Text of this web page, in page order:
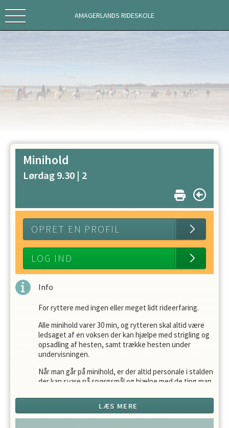
AMAGERLANDS RIDESKOLE
Minihold
Lørdag 9.30 | 2
OPRET EN PROFIL
LOG IND
Info
For ryttere med ingen eller meget lidt rideerfaring.
Alle minihold varer 30 min, og rytteren skal altid være
ledsaget af en voksen der kan hjælpe med strigling og
opsadling af hesten, samt trække hesten under
undervisningen.
Når man går på minihold, er der altid personale i stalden
der kan svare på spørgsmål og hjælpe med de ting man
Man går på minihold indtil ridelæreren vurderer at man
er i stand til at klargøre og ride hesten selv.
LÆS MERE